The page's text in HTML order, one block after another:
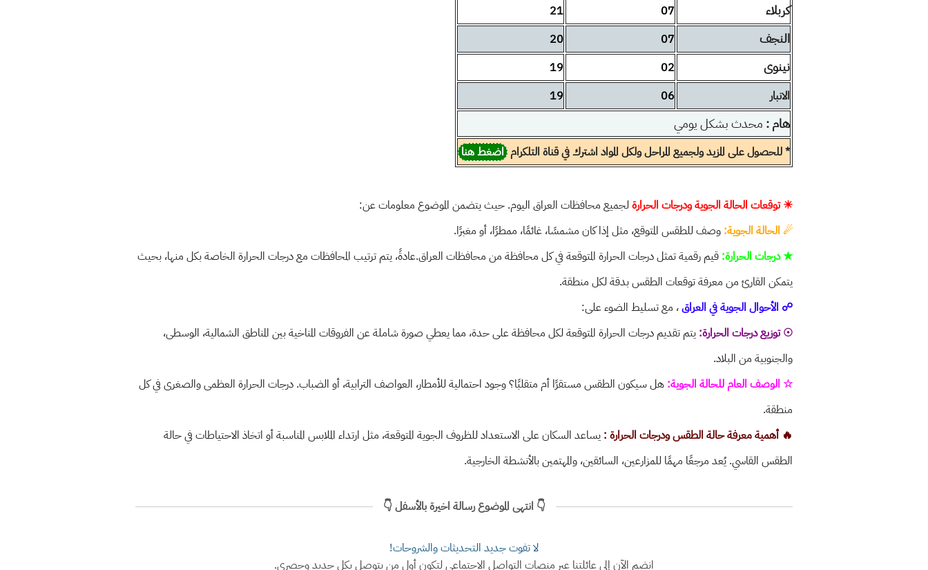
كربلاء 07
21
النجف 07
20
نينوى 02
19
الانبار
06
19
هام : محدث بشكل يومي
* للحصول على المزيد ولجميع المراحل ولكل المواد اشترك في قناة التلكرام اضغط هنا
☀ توقعات الحالة الجوية ودرجات الحرارةلجميع محافظات العراق اليوم. حيث يتضمن الموضوع معلومات عن:
☄ الحالة الجوية: وصف للطقس المتوقع، مثل إذا كان مشمسًا، غائمًا، ممطرًا، أو مغبرًا.
★ درجات الحرارة: قيم رقمية تمثل درجات الحرارة المتوقعة في كل محافظة من محافظات العراق.عادةً، يتم ترتيب المحافظات مع درجات الحرارة الخاصة بكل منها، بحيث
يتمكن القارئ من معرفة توقعات الطقس بدقة لكل منطقة.
☍ الأحوال الجوية في العراق، مع تسليط الضوء على:
☉توزيع درجات الحرارة: يتم تقديم درجات الحرارة المتوقعة لكل محافظة على حدة، مما يعطي صورة شاملة عن الفروقات المناخية بين المناطق الشمالية، الوسطى،
والجنوبية من البلاد.
☆ الوصف العام للحالة الجوية: هل سيكون الطقس مستقرًا أم متقلبًا؟ وجود احتمالية للأمطار، العواصف الترابية، أو الضباب. درجات الحرارة العظمى والصغرى في كل
منطقة.
🔥 أهمية معرفة حالة الطقس ودرجات الحرارة : يساعد السكان على الاستعداد للظروف الجوية المتوقعة، مثل ارتداء الملابس المناسبة أو اتخاذ الاحتياطات في حالة
الطقس القاسي. يُعد مرجعًا مهمًا للمزارعين، السائقين، والمهتمين بالأنشطة الخارجية.
👇 انتهى الموضوع رسالة اخيرة بالأسفل 👇
لا تفوت جديد التحديثات والشروحات!
انضم الآن إلى عائلتنا عبر منصات التواصل الاجتماعي لتكون أول من يتوصل بكل جديد وحصري.